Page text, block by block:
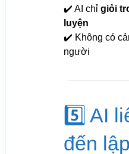
✔️ AI chỉ giỏi
luyện
✔️ Không có
người
5️⃣ AI
đến